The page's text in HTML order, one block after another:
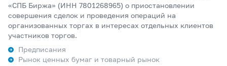
«СПБ Биржа» (ИНН 7801268965) о приостановлении
совершения сделок и проведения операций на
организованных торгах в интересах отдельных клиентов
участников торгов.
Предписания
Рынок ценных бумаг и товарный рынок